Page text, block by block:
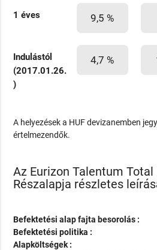
1 éves 9,5 %
Indulástól
(2017.01.26.
)
4,7 %
A helyezések a HUF devizanemben
értelmezendők.
Az Eurizon Talentum
Részalapja részletes
Befektetési alap fajta besorolás :
Befektetési politika :
Alapköltségek :